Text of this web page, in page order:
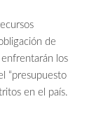
de
los
“presupuesto
en el país.